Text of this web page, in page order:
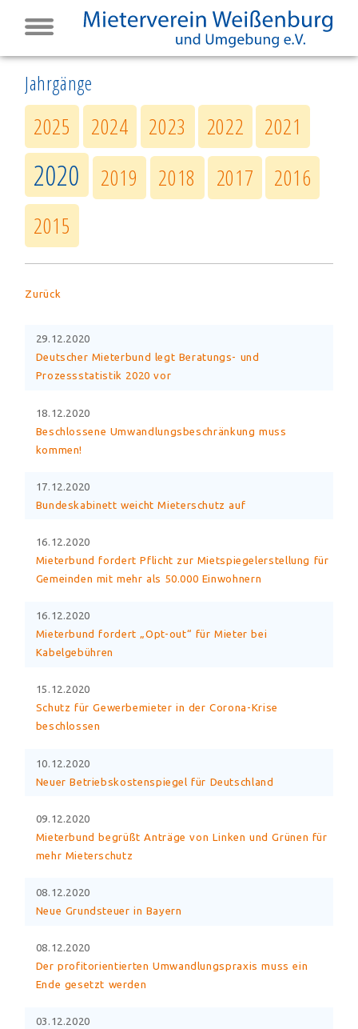
Jahrgänge
2025 2024 2023 2022 2021
2020 2019 2018 2017
2016
2015
Zurück
29.12.2020
Deutscher Mieterbund legt Beratungs- und
Prozessstatistik 2020 vor
18.12.2020
Beschlossene Umwandlungsbeschränkung muss
kommen!
17.12.2020
Bundeskabinett weicht Mieterschutz auf
16.12.2020
Mieterbund fordert Pflicht zur Mietspiegelerstellung für
Gemeinden mit mehr als 50.000 Einwohnern
16.12.2020
Mieterbund fordert „Opt-out“ für Mieter bei
Kabelgebühren
15.12.2020
Schutz für Gewerbemieter in der Corona-Krise
beschlossen
10.12.2020
Neuer Betriebskostenspiegel für Deutschland
09.12.2020
Mieterbund begrüßt Anträge von Linken und Grünen für
mehr Mieterschutz
08.12.2020
Neue Grundsteuer in Bayern
08.12.2020
Der profitorientierten Umwandlungspraxis muss ein
Ende gesetzt werden
03.12.2020